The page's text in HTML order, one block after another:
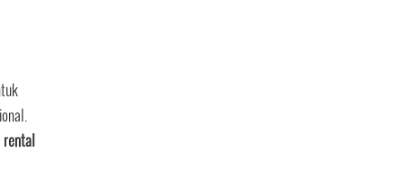
rental